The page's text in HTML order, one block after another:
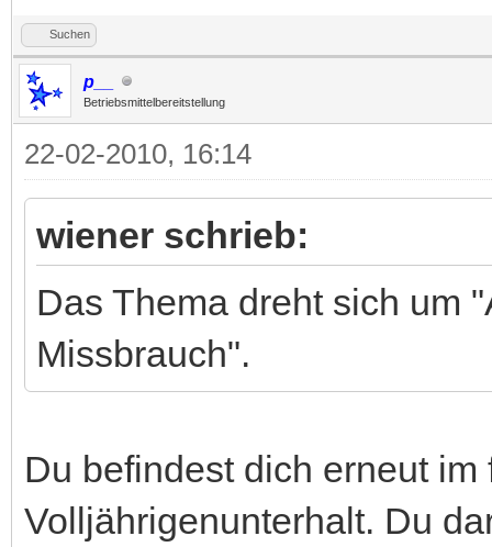
Suchen
p__
Betriebsmittelbereitstellung
22-02-2010, 16:14
wiener schrieb:
Das Thema dreht sich um
Missbrauch".
Du befindest dich erneut
Volljährigenunterhalt. Du